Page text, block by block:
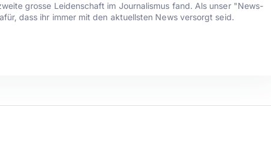
grosse Leidenschaft im Journalismus fand. Als unser "News-
dass ihr immer mit den aktuellsten News versorgt seid.